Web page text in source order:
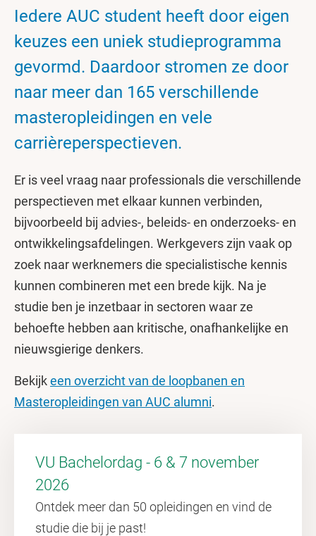
Iedere AUC student heeft door eigen
keuzes een uniek studieprogramma
gevormd. Daardoor stromen ze door
naar meer dan 165 verschillende
masteropleidingen en vele
carrièreperspectieven.
Er is veel vraag naar professionals die verschillende
perspectieven met elkaar kunnen verbinden,
bijvoorbeeld bij advies-, beleids- en onderzoeks- en
ontwikkelingsafdelingen. Werkgevers zijn vaak op
zoek naar werknemers die specialistische kennis
kunnen combineren met een brede kijk. Na je
studie ben je inzetbaar in sectoren waar ze
behoefte hebben aan kritische, onafhankelijke en
nieuwsgierige denkers.
Bekijkeen overzicht van de loopbanen en
Masteropleidingen van AUC alumni.
VU Bachelordag - 6 & 7 november
2026
Ontdek meer dan 50 opleidingen en vind de
studie die bij je past!